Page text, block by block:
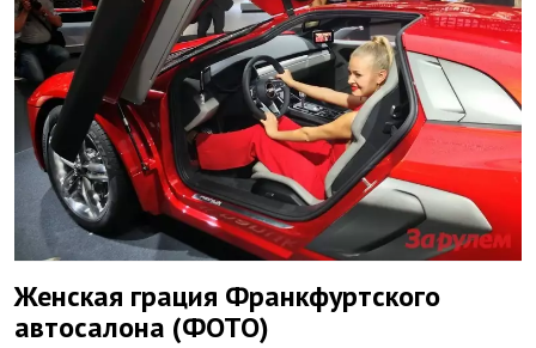
Женская грация Франкфуртского
автосалона (ФОТО)